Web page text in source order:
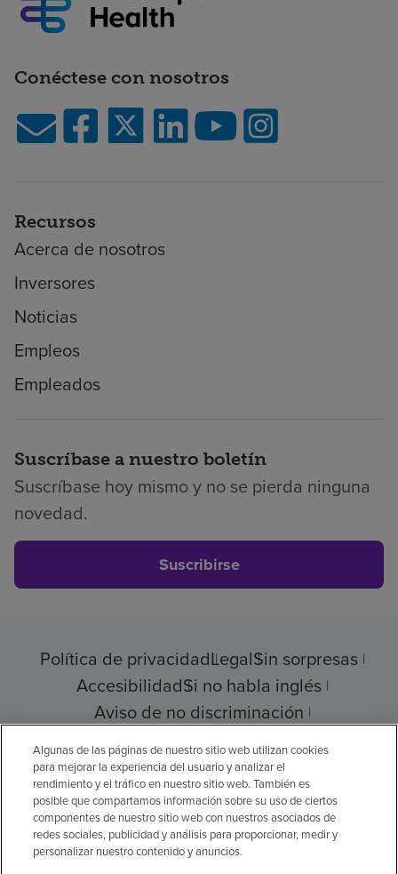
Conéctese con nosotros
Recursos
Acerca de nosotros
Inversores
Noticias
Empleos
Empleados
Suscríbase a nuestro boletín
Suscríbase hoy mismo y no se pierda ninguna
novedad.
Suscribirse
Política de privacidadLegalSin sorpresas
AccesibilidadSi no habla inglés
Aviso de no discriminación
Cumplimiento de los proveedores
© 2026 Encompass Health Corporation
Preferencias de cookies
Algunas de las páginas de nuestro sitio web utilizan cookies
para mejorar la experiencia del usuario y analizar el
rendimiento y el tráfico en nuestro sitio web. También es
posible que compartamos información sobre su uso de ciertos
componentes de nuestro sitio web con nuestros asociados de
redes sociales, publicidad y análisis para proporcionar, medir y
personalizar nuestro contenido y anuncios.